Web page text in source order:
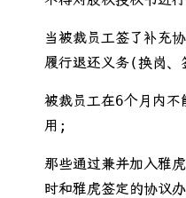
当被裁员工签了补充
履行退还义务(换岗、
被裁员工在6个月内不
用;
那些通过兼并加入雅
时和雅虎签定的协议